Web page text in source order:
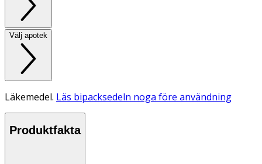
Välj apotek
Läkemedel. Läs bipacksedeln noga före användning
Produktfakta